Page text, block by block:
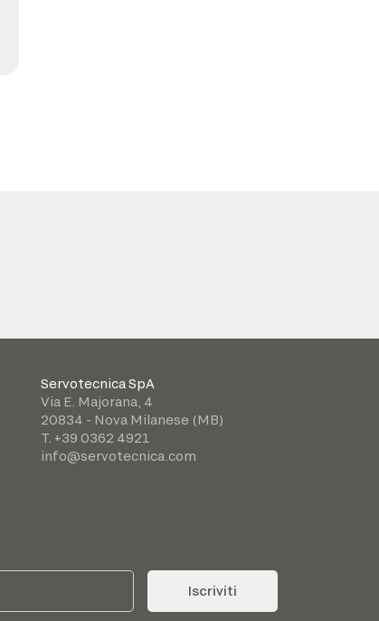
Servotecnica SpA
Via E. Majorana, 4
20834 - Nova Milanese (MB)
T. +39 0362 4921
info@servotecnica.com
Iscriviti